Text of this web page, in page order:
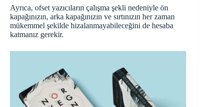
Ayrıca, ofset yazıcıların çalışma şekli nedeniyle ön
kapağınızın, arka kapağınızın ve sırtınızın her zaman
mükemmel şekilde hizalanmayabileceğini de hesaba
katmanız gerekir.